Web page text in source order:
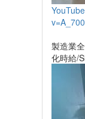
YouTube
製造業
化時給/